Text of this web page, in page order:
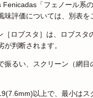
Fenicadas「フェノール系
味評価については、別表を
［ロブスタ］は、ロブスタ
判断されます。
振るい、スクリーン（網目
以上で、最小はス